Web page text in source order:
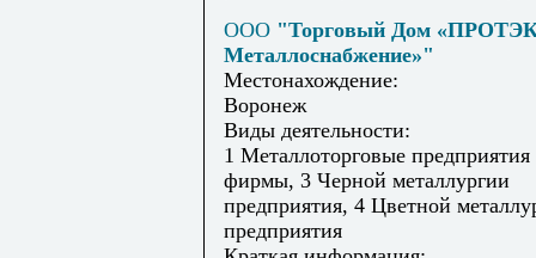
ООО "Торговый Дом
Металлоснабжение»"
Местонахождение:
Воронеж
Виды деятельности:
1 Металлоторговые предприятия
фирмы, 3 Черной металлургии
предприятия, 4 Цветной
предприятия